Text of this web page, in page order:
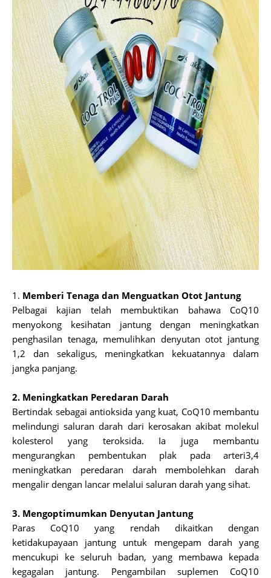
1. Memberi Tenaga dan Menguatkan Otot Jantung
Pelbagai kajian telah membuktikan bahawa CoQ10
menyokong kesihatan jantung dengan meningkatkan
penghasilan tenaga, memulihkan denyutan otot jantung
1,2 dan sekaligus, meningkatkan kekuatannya dalam
jangka panjang.
2. Meningkatkan Peredaran Darah
Bertindak sebagai antioksida yang kuat, CoQ10 membantu
melindungi saluran darah dari kerosakan akibat molekul
kolesterol yang teroksida. Ia juga membantu
mengurangkan pembentukan plak pada arteri3,4
meningkatkan peredaran darah membolehkan darah
mengalir dengan lancar melalui saluran darah yang sihat.
3. Mengoptimumkan Denyutan Jantung
Paras CoQ10 yang rendah dikaitkan dengan
ketidakupayaan jantung untuk mengepam darah yang
mencukupi ke seluruh badan, yang membawa kepada
kegagalan jantung. Pengambilan suplemen CoQ10